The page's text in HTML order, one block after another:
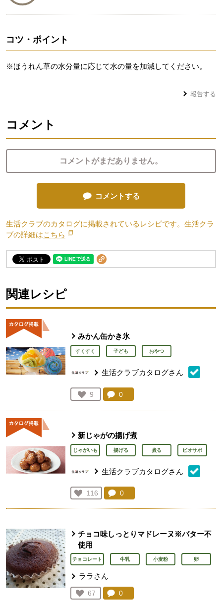
コツ・ポイント
※ほうれん草の水分量に応じて水の量を加減してください。
報告する
コメント
コメントがまだありません。
コメントする
生活クラブのカタログに掲載されているレシピです。生活クラ
ブの詳細はこちら 別のウィンドウで開きます。
関連レシピ
みかん缶かき氷
すくすく 子ども おやつ
生活クラブカタログさん
お気に入り登録：
9
人が登録
コメント：
0
新じゃがの揚げ煮
じゃがいも 揚げる 煮る ビオサポ
生活クラブカタログさん
お気に入り登録：
116
人が登録
コメント：
0
チョコ味しっとりマドレーヌ※バター不
使用
チョコレート 牛乳 小麦粉 卵
ララさん
お気に入り登録：
67
人が登録
コメント：
0